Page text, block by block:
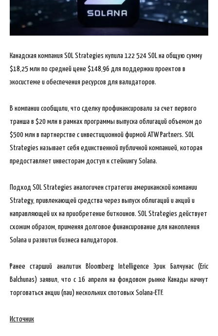
Канадская компания SOL Strategies купила 122 524 SOL на общую сумму
$18,25 млн по средней цене $148,96 для поддержки проектов в
экосистеме и обеспечения ресурсов для валидаторов.
В компании сообщили, что сделку профинансировали за счет первого
транша в $20 млн в рамках программы выпуска облигаций объемом до
$500 млн в партнерстве с инвестиционной фирмой ATW Partners. SOL
Strategies называет себя единственной публичной компанией, которая
предоставляет инвесторам доступ к стейкингу Solana.
Подход SOL Strategies аналогичен стратегии американской компании
Strategy, привлекающей средства через выпуск облигаций и акций и
направляющей их на приобретение биткоинов. SOL Strategies действует
схожим образом, применяя долговое финансирование для накопления
Solana и развития бизнеса валидаторов.
Ранее старший аналитик Bloomberg Intelligence Эрик Балчунас (Eric
Balchunas) заявил, что с 16 апреля на фондовом рынке Канады начнут
торговаться акции (паи) нескольких спотовых Solana-ETF.
Источник